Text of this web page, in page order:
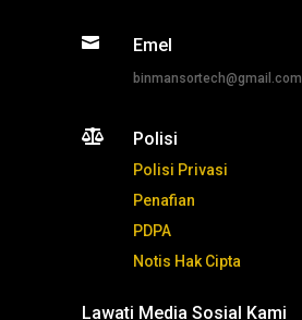
 Emel
binmansortech@gmail.com
 Polisi
Polisi Privasi
Penafian
PDPA
Notis Hak Cipta
Lawati Media Sosial Kami